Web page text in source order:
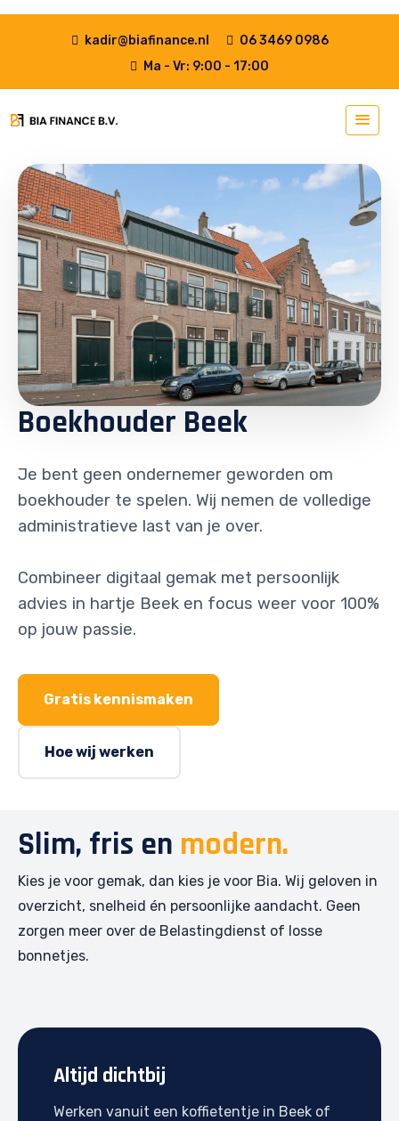
kadir@biafinance.nl
06 3469 0986
Ma - Vr: 9:00 - 17:00
Boekhouder Beek
Je bent geen ondernemer geworden om
boekhouder te spelen. Wij nemen de volledige
administratieve last van je over.
Combineer digitaal gemak met persoonlijk
advies in hartje Beek en focus weer voor 100%
op jouw passie.
Gratis kennismaken
Hoe wij werken
Slim, fris en modern.
Kies je voor gemak, dan kies je voor Bia. Wij geloven in
overzicht, snelheid én persoonlijke aandacht. Geen
zorgen meer over de Belastingdienst of losse
bonnetjes.
Altijd dichtbij
Werken vanuit een koffietentje in Beek of